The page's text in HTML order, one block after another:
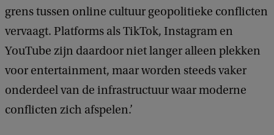
grens tussen online cultuur geopolitieke conflicten
vervaagt. Platforms als TikTok, Instagram en
YouTube zijn daardoor niet langer alleen plekken
voor entertainment, maar worden steeds vaker
onderdeel van de infrastructuur waar moderne
conflicten zich afspelen.’